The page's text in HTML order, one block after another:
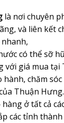
là nơi chuyên
và liên kết
có thể sỡ
với giá mua tại
hành, chăm
Thuận Hưng.
ở tất cả
các tỉnh